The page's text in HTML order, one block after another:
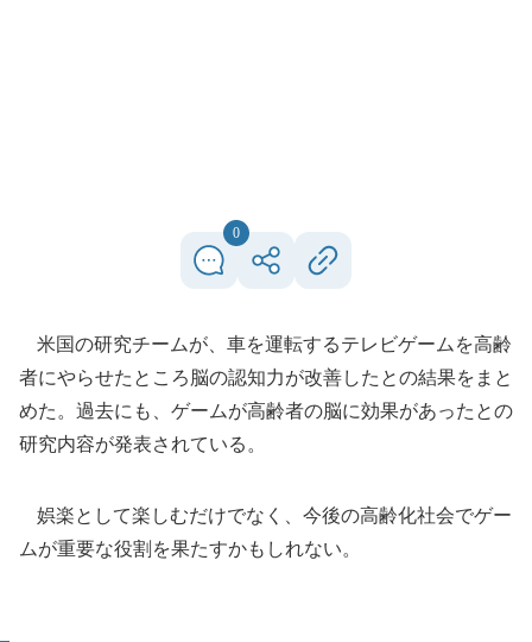
0
米国の研究チームが、車を運転するテレビゲームを高齢
者にやらせたところ脳の認知力が改善したとの結果をまと
めた。過去にも、ゲームが高齢者の脳に効果があったとの
研究内容が発表されている。
娯楽として楽しむだけでなく、今後の高齢化社会でゲー
ムが重要な役割を果たすかもしれない。